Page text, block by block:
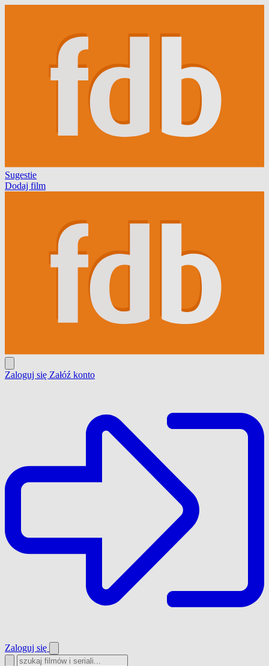
Sugestie
Dodaj film
Zaloguj się Załóź konto
Zaloguj się